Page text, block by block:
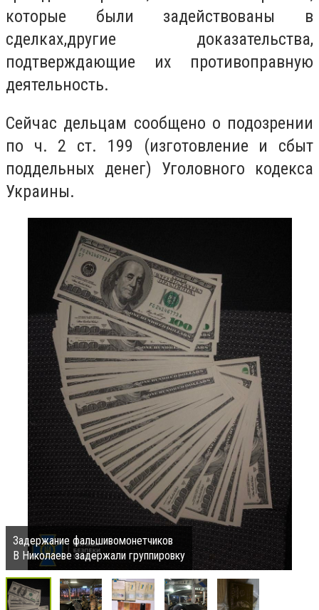
которые были задействованы в
сделках,другие доказательства,
подтверждающие их противоправную
деятельность.
Сейчас дельцам сообщено о подозрении
по ч. 2 ст. 199 (изготовление и сбыт
поддельных денег) Уголовного кодекса
Украины.
Задержание фальшивомонетчиков
В Николаеве задержали группировку